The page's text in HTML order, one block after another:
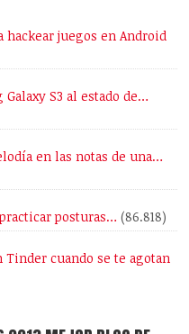
juegos en Android
S3 al estado de…
en las notas de una…
posturas… (86.818)
cuando se te agotan